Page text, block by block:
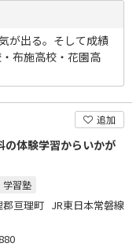
が出る。そして成績
布施高校・花園高
追加
の体験学習からいかが
学習塾
郡亘理町 JR東日本常磐線